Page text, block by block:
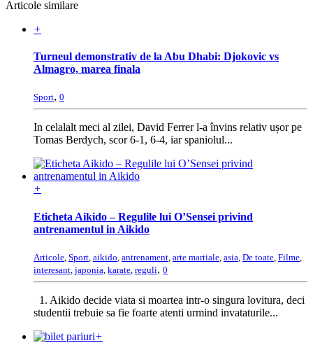
Articole similare
+
Turneul demonstrativ de la Abu Dhabi: Djokovic vs
Almagro, marea finala
Sport, 0
In celalalt meci al zilei, David Ferrer l-a învins relativ ușor pe
Tomas Berdych, scor 6-1, 6-4, iar spaniolul...
+
Eticheta Aikido – Regulile lui O’Sensei privind
antrenamentul in Aikido
Articole Sport aikido antrenament arte martiale asia De toate Filme
interesant japonia karate reguli, 0
1. Aikido decide viata si moartea intr-o singura lovitura, deci
studentii trebuie sa fie foarte atenti urmind invataturile...
+